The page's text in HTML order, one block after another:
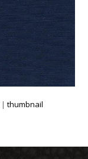
|thumbnail